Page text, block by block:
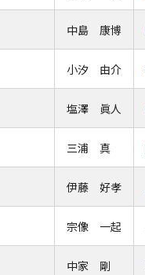
中島 康博
小汐 由介
塩澤 眞人
三浦 真
伊藤 好孝
宗像 一起
中家 剛